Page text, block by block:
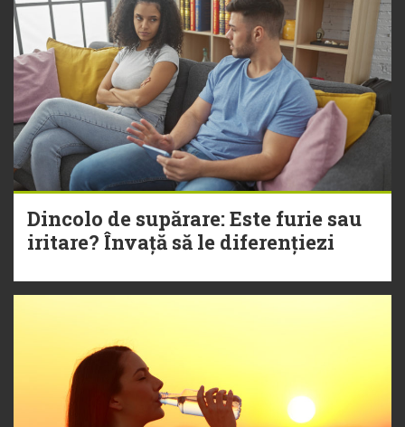
Dincolo de supărare: Este furie sau
iritare? Învață să le diferențiezi